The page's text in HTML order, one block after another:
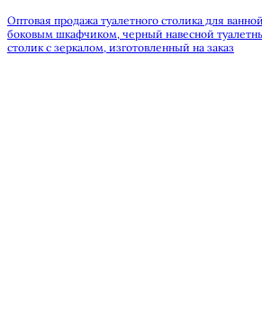
Оптовая продажа туалетного столика для
боковым шкафчиком, черный навесной
столик с зеркалом, изготовленный на заказ